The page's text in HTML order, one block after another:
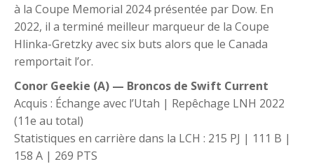
à la Coupe Memorial 2024 présentée par Dow. En
2022, il a terminé meilleur marqueur de la Coupe
Hlinka-Gretzky avec six buts alors que le Canada
remportait l’or.
Conor Geekie (A) — Broncos de Swift Current
Acquis : Échange avec l’Utah | Repêchage LNH 2022
(11e au total)
Statistiques en carrière dans la LCH : 215 PJ | 111 B |
158 A | 269 PTS